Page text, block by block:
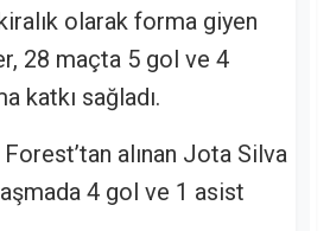
olarak forma giyen
28 maçta 5 gol ve 4
katkı sağladı.
alınan Jota Silva
4 gol ve 1 asist